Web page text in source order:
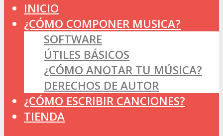
INICIO
¿CÓMO COMPONER MUSICA?
SOFTWARE
ÚTILES BÁSICOS
¿CÓMO ANOTAR TU MÚSICA?
DERECHOS DE AUTOR
¿CÓMO ESCRIBIR CANCIONES?
TIENDA